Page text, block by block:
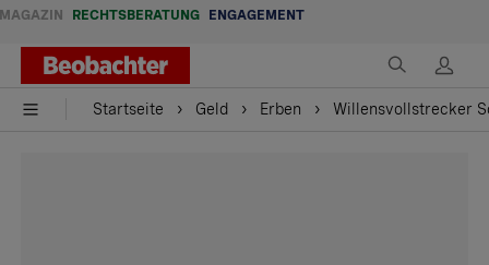
MAGAZIN RECHTSBERATUNG ENGAGEMENT
Startseite Geld Erben Willensvollstrecker